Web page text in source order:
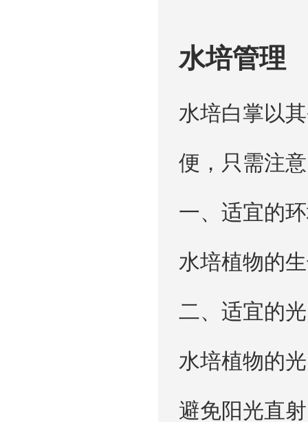
水培管理
水培白掌以
便，只需注
一、适宜的
水培植物的
二、适宜的
水培植物的
避免阳光直